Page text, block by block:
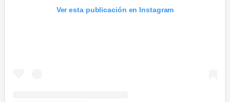
Ver esta publicación en Instagram